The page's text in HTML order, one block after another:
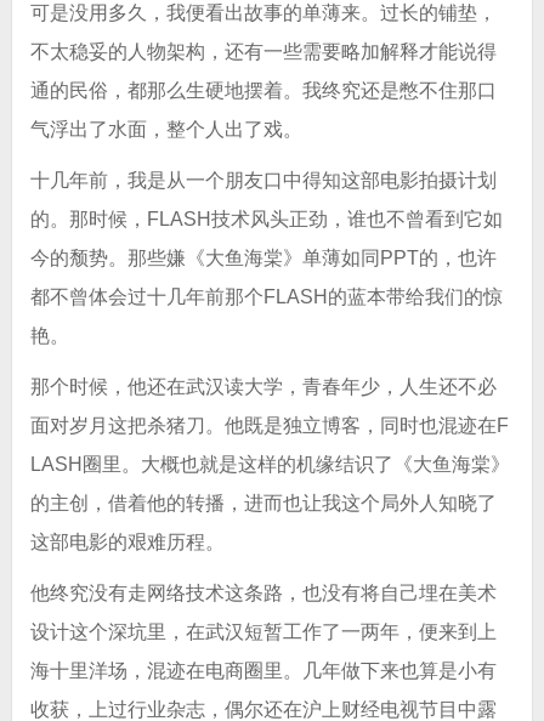
可是没用多久，我便看出故事的单薄来。过长的铺垫，
不太稳妥的人物架构，还有一些需要略加解释才能说得
通的民俗，都那么生硬地摆着。我终究还是憋不住那口
气浮出了水面，整个人出了戏。
十几年前，我是从一个朋友口中得知这部电影拍摄计划
的。那时候，FLASH技术风头正劲，谁也不曾看到它如
今的颓势。那些嫌《大鱼海棠》单薄如同PPT的，也许
都不曾体会过十几年前那个FLASH的蓝本带给我们的惊
艳。
那个时候，他还在武汉读大学，青春年少，人生还不必
面对岁月这把杀猪刀。他既是独立博客，同时也混迹在F
LASH圈里。大概也就是这样的机缘结识了《大鱼海棠》
的主创，借着他的转播，进而也让我这个局外人知晓了
这部电影的艰难历程。
他终究没有走网络技术这条路，也没有将自己埋在美术
设计这个深坑里，在武汉短暂工作了一两年，便来到上
海十里洋场，混迹在电商圈里。几年做下来也算是小有
收获，上过行业杂志，偶尔还在沪上财经电视节目中露